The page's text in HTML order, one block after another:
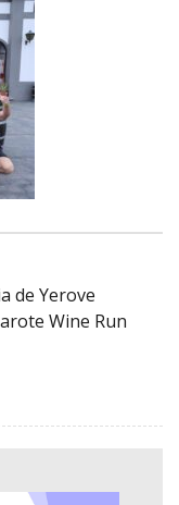
de Yerove
Wine Run